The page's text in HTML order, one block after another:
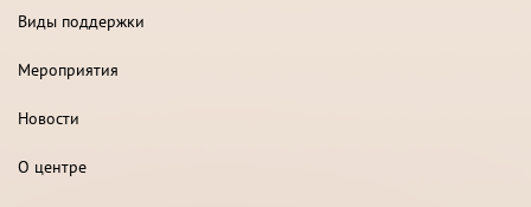
Виды поддержки
Мероприятия
Новости
О центре